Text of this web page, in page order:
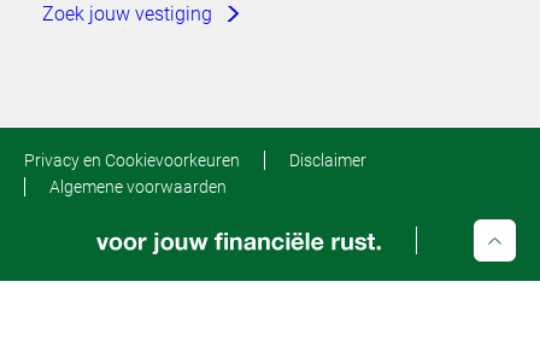
Zoek jouw vestiging
Privacy en Cookievoorkeuren
Disclaimer
Algemene voorwaarden